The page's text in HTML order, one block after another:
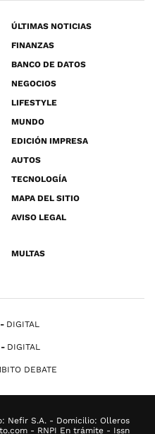
ÚLTIMAS NOTICIAS
FINANZAS
BANCO DE DATOS
NEGOCIOS
LIFESTYLE
MUNDO
EDICIÓN IMPRESA
AUTOS
TECNOLOGÍA
MAPA DEL SITIO
AVISO LEGAL
MULTAS
DIGITAL
DIGITAL
DEBATE
Nefir S.A. - Domicilio: Olleros
- RNPI En trámite - Issn